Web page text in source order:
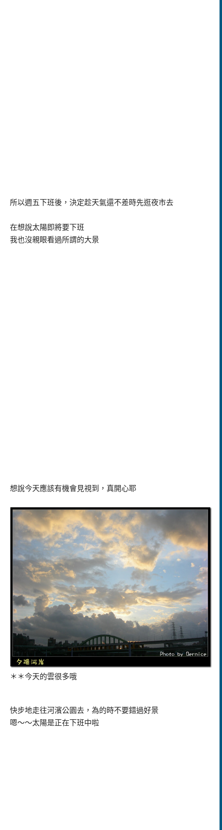
所以週五下班後，決定趁天氣還不差時先逛夜市去
在想說太陽即將要下班
我也沒親眼看過所謂的大景
想說今天應該有機會見視到，真開心耶
＊＊今天的雲很多哦
快步地走往河濱公園去，為的時不要錯過好景
嗯～～太陽是正在下班中啦